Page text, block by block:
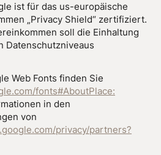
ist für das us-europäische
„Privacy Shield“ zertifiziert.
soll die Einhaltung
Datenschutzniveaus
Web Fonts finden Sie
fonts#AboutPlace:
in den
von
privacy/partners?